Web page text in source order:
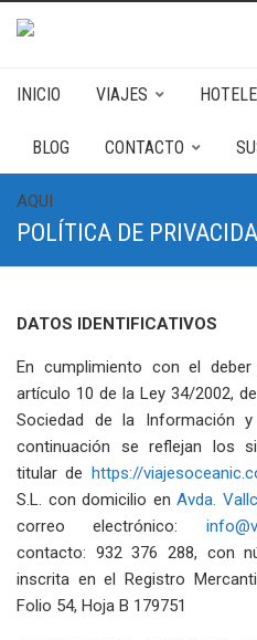
INICIO VIAJES
BLOG CONTACTO
AQUI
POLÍTICA DE
DATOS IDENTIFICATIVOS
En cumplimiento con el
artículo 10 de la Ley 34/2002,
Sociedad de la Información
continuación se reflejan los
titular de https://
S.L. con domicilio enAvda.
correo electrónico:
contacto: 932 376 288, con
inscrita en el Registro
Folio 54, Hoja B 179751